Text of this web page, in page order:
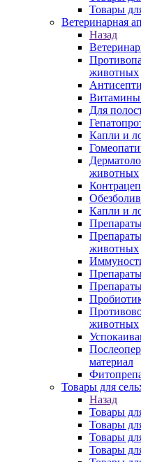
Товары
Ветеринарная
Назад
животных
Для
Капли и
животных
Капли и
животных
животных
материал
Товары для
Назад
Товары
Товары
Товары
Товары